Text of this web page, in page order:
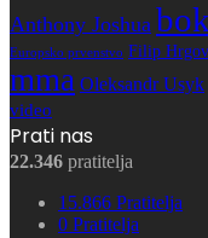
Anthony Joshua
Europsko prvenstvo Filip
mma Oleksandr Usyk
video
Prati nas
22.346 pratitelja
15.866 Pratitelja
0 Pratitelja